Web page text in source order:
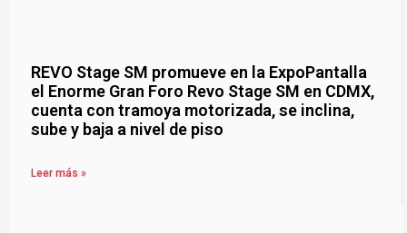
REVO Stage SM promueve en la ExpoPantalla
el Enorme Gran Foro Revo Stage SM en CDMX,
cuenta con tramoya motorizada, se inclina,
sube y baja a nivel de piso
Leer más »